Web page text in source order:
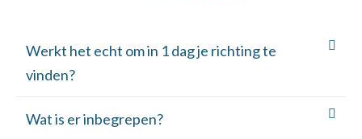
Werkt het echt om in 1 dag je richting te
vinden?
Wat is er inbegrepen?